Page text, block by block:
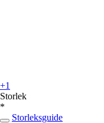
+1
Storlek
*
Storleksguide